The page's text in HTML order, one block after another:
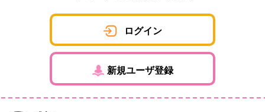
ログイン
新規ユーザ登録